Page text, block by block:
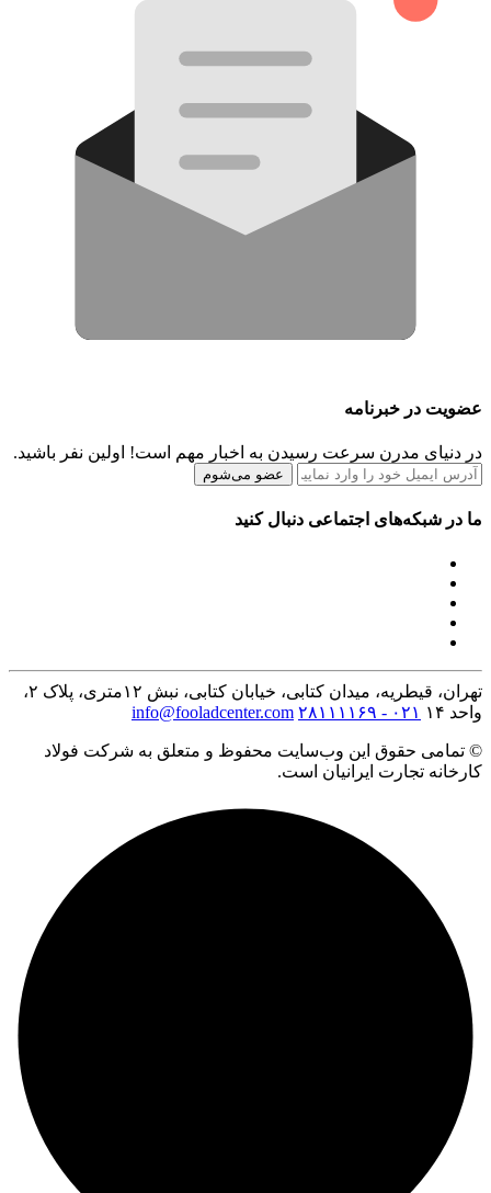
عضویت در خبرنامه
در دنیای مدرن سرعت رسیدن به اخبار مهم است! اولین نفر باشید.
عضو می‌شوم
ما در شبکه‌های اجتماعی دنبال کنید
تهران، قیطریه، میدان کتابی، خیابان کتابی، نبش ۱۲متری، پلاک ۲،
واحد ۱۴
۰۲۱ - ۲۸۱۱۱۱۶۹ info@fooladcenter.com
© تمامی حقوق این وب‌سایت محفوظ و متعلق به شرکت فولاد
کارخانه تجارت ایرانیان است.